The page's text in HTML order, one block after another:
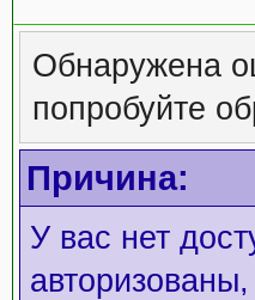
Обнаружена
попробуйте
Причина:
У вас нет